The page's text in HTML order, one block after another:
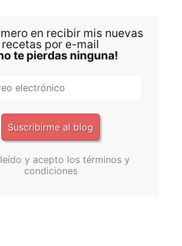
en recibir mis nuevas
recetas por e-mail
te pierdas ninguna!
y acepto los términos y
condiciones